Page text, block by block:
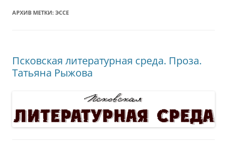
АРХИВ МЕТКИ: ЭССЕ
Псковская литературная среда. Проза.
Татьяна Рыжова